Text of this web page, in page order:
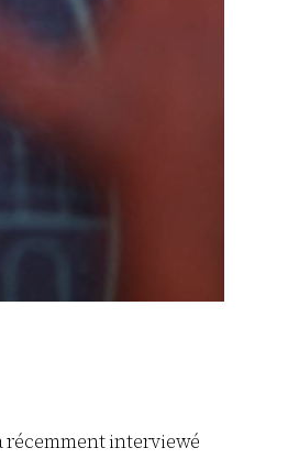
récemment interviewé